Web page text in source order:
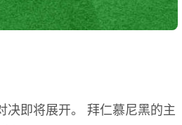
决即将展开。 拜仁慕尼黑的主